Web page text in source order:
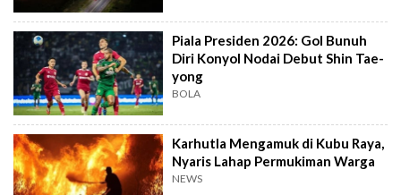
Piala Presiden 2026: Gol Bunuh
Diri Konyol Nodai Debut Shin Tae-
yong
BOLA
Karhutla Mengamuk di Kubu Raya,
Nyaris Lahap Permukiman Warga
NEWS